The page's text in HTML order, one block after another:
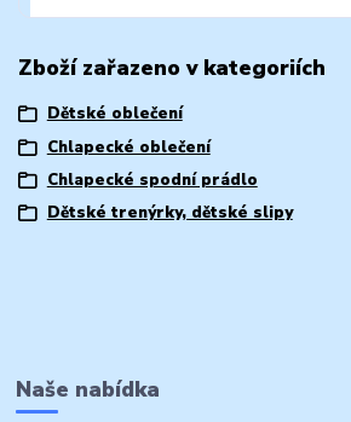
Zboží zařazeno v kategoriích
Dětské oblečení
Chlapecké oblečení
Chlapecké spodní prádlo
Dětské trenýrky, dětské slipy
Naše nabídka